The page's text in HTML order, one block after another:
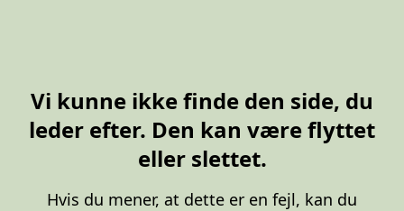
Vi kunne ikke finde den side, du
leder efter. Den kan være flyttet
eller slettet.
Hvis du mener, at dette er en fejl, kan du